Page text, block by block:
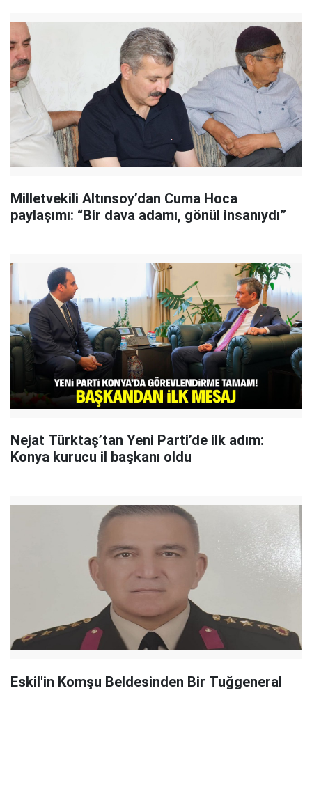
Milletvekili Altınsoy’dan Cuma Hoca
paylaşımı: “Bir dava adamı, gönül insanıydı”
Nejat Türktaş’tan Yeni Parti’de ilk adım:
Konya kurucu il başkanı oldu
Eskil'in Komşu Beldesinden Bir Tuğgeneral